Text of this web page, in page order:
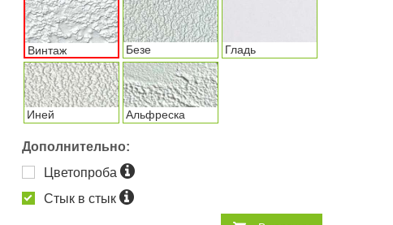
Винтаж Безе Гладь
Иней Альфреска
Дополнительно:
Цветопроба
Стык в стык